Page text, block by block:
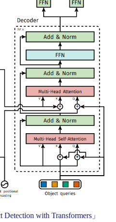
Detection with Transformers」